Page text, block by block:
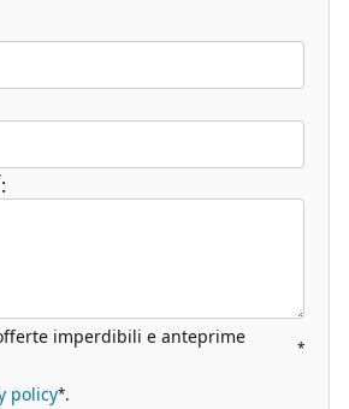
:
imperdibili e anteprime
*
policy*.